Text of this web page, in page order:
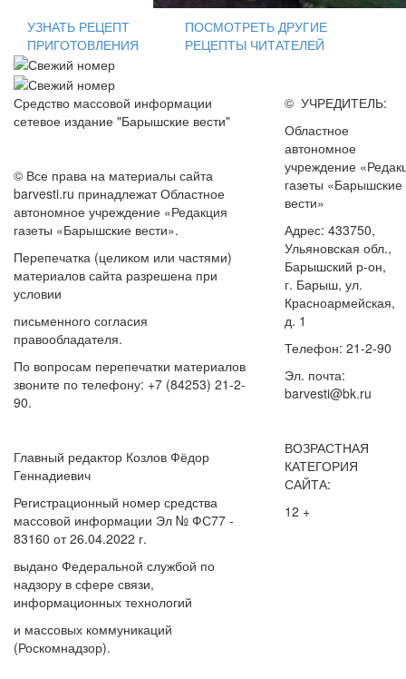
УЗНАТЬ РЕЦЕПТ
ПРИГОТОВЛЕНИЯ
ПОСМОТРЕТЬ ДРУГИЕ
РЕЦЕПТЫ ЧИТАТЕЛЕЙ
Средство массовой информации
сетевое издание "Барышские вести"
© Все права на материалы сайта
barvesti.ru принадлежат Областное
автономное учреждение «Редакция
газеты «Барышские вести».
Перепечатка (целиком или частями)
материалов сайта разрешена при
условии
письменного согласия
правообладателя.
По вопросам перепечатки материалов
звоните по телефону: +7 (84253) 21-2-
90.
Главный редактор Козлов Фёдор
Геннадиевич
Регистрационный номер средства
массовой информации Эл № ФС77 -
83160 от 26.04.2022 г.
выдано Федеральной службой по
надзору в сфере связи,
информационных технологий
и массовых коммуникаций
(Роскомнадзор).
© УЧРЕДИТЕЛЬ:
Областное
автономное
учреждение
газеты «Барышские
вести»
Адрес: 433750,
Ульяновская обл.,
Барышский р-он,
г. Барыш, ул.
Красноармейская,
д. 1
Телефон: 21-2-90
Эл. почта:
barvesti@bk.ru
ВОЗРАСТНАЯ
КАТЕГОРИЯ
САЙТА:
12 +